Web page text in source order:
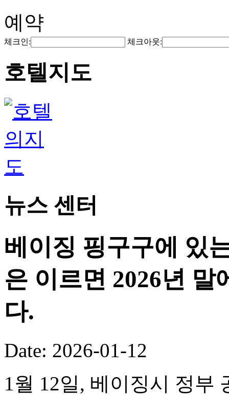
예약
체크인: 체크아웃:
호텔지도
뉴스 센터
베이징 핑구구에 있
은 이르면 2026년
다.
Date: 2026-01-12
1월 12일, 베이징시 정부